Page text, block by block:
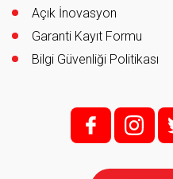
Açık İnovasyon
Garanti Kayıt Formu
Bilgi Güvenliği Politikası
f; i;